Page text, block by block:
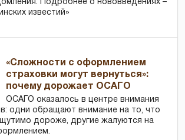
Подробнее о нововведениях –
известий»
«Сложности с оформлением
страховки могут вернуться»:
почему дорожает ОСАГО
ОСАГО оказалось в центре внимания
одни обращают внимание на то, что
дороже, другие жалуются на